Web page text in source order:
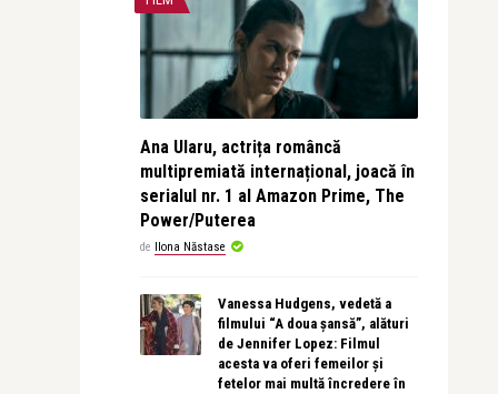
Ana Ularu, actrița româncă
multipremiată internațional, joacă în
serialul nr. 1 al Amazon Prime, The
Power/Puterea
de Ilona Năstase
Vanessa Hudgens, vedetă a
filmului “A doua șansă”, alături
de Jennifer Lopez: Filmul
acesta va oferi femeilor și
fetelor mai multă încredere în